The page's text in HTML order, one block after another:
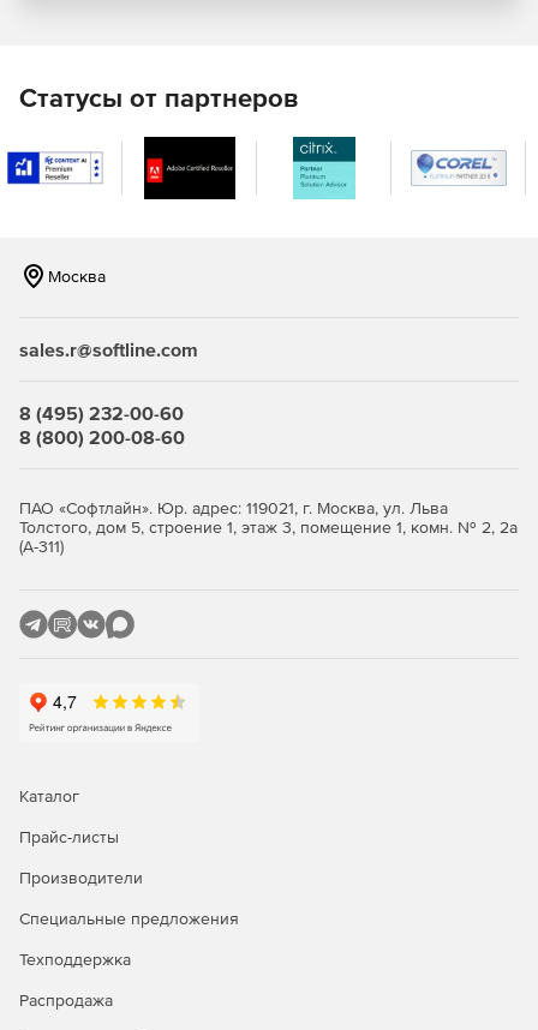
значительно снижает контроль доступа подобных
Выбор частоты обновлений
данных Kaspersky Security Network, обновляемой в
Статусы от партнеров
Москва
sales.r@softline.com
8 (495) 232-00-60
8 (800) 200-08-60
ПАО «Софтлайн». Юр. адрес: 119021, г. Москва, ул. Льва
Толстого, дом 5, строение 1, этаж 3, помещение 1, комн. № 2, 2а
(А-311)
Каталог
Прайс-листы
Производители
Специальные предложения
Техподдержка
Распродажа